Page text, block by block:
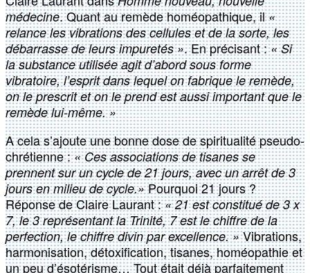
médecine. Quant au remède homéopathique, il«
relance les vibrations des cellules et de la sorte, les
débarrasse de leurs impuretés ». En précisant :« Si
la substance utilisée agit d’abord sous forme
vibratoire, l’esprit dans lequel on fabrique le remède,
on le prescrit et on le prend est aussi important que le
remède lui-même. »
A cela s’ajoute une bonne dose de spiritualité pseudo-
chrétienne :« Ces associations de tisanes se
prennent sur un cycle de 21 jours, avec un arrêt de 3
jours en milieu de cycle.»Pourquoi 21 jours ?
Réponse de Claire Laurant :« 21 est constitué de 3 x
7, le 3 représentant la Trinité, 7 est le chiffre de la
perfection, le chiffre divin par excellence. »Vibrations,
harmonisation, détoxification, tisanes, homéopathie et
un peu d’ésotérisme… Tout était déjà parfaitement